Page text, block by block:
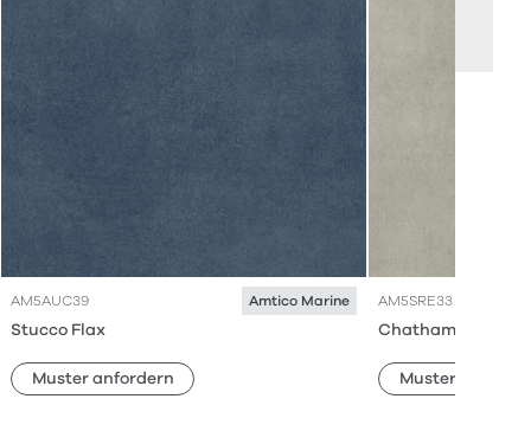
AM5AUC39 Amtico Marine
Stucco Flax
Muster anfordern
AM5SRE33
Chatham
Muster